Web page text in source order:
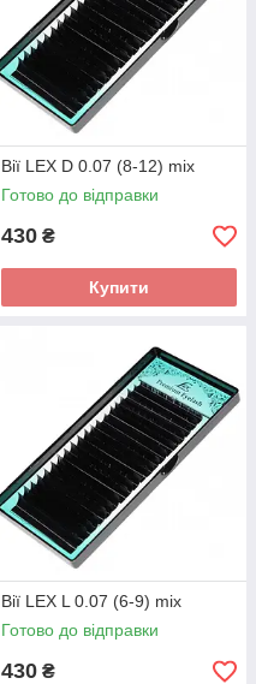
Вії LEX D 0.07 (8-12) mix
Готово до відправки
430 ₴
Купити
Вії LEX L 0.07 (6-9) mix
Готово до відправки
430 ₴